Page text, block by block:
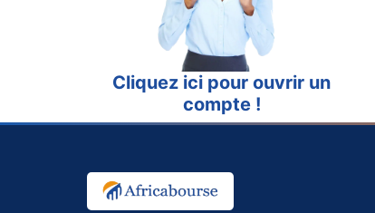
Cliquez ici pour ouvrir un
compte !